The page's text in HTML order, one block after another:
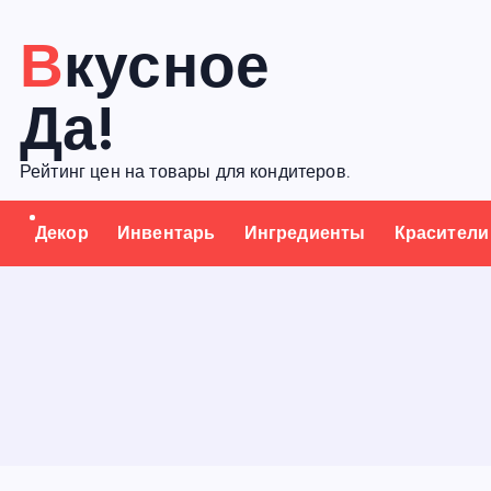
с
Вкусное
Да!
Рейтинг цен на товары для кондитеров.
Декор Инвентарь Ингредиенты Красители